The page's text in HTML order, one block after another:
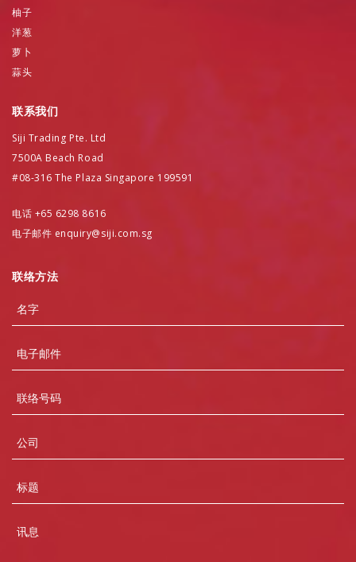
柚子
洋葱
萝卜
蒜头
联系我们
Siji Trading Pte. Ltd
7500A Beach Road
#08-316 The Plaza Singapore 199591
电话 +65 6298 8616
电子邮件 enquiry@siji.com.sg
联络方法
Name
Email
Contact
Number
Company
Subject
Message